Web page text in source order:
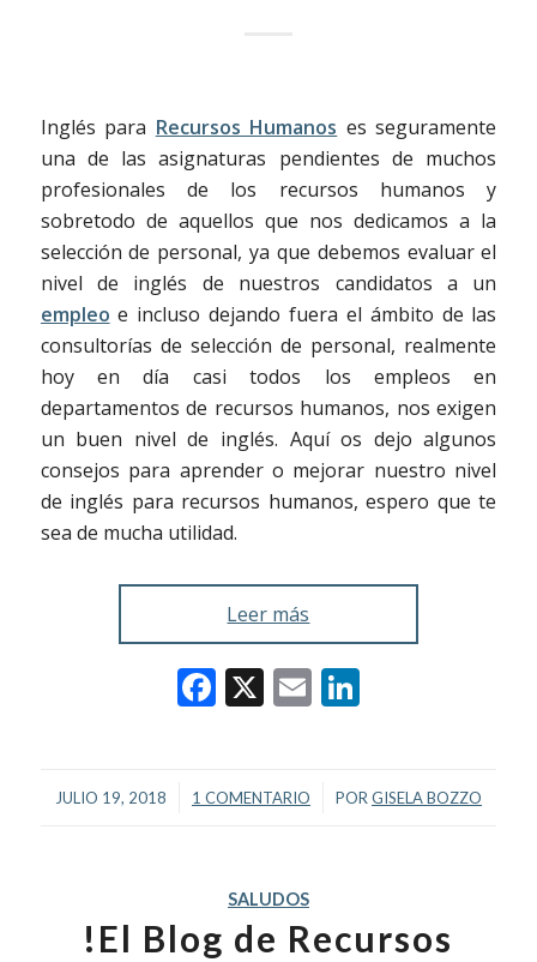
Inglés para Recursos Humanos es seguramente
una de las asignaturas pendientes de muchos
profesionales de los recursos humanos y
sobretodo de aquellos que nos dedicamos a la
selección de personal, ya que debemos evaluar el
nivel de inglés de nuestros candidatos a un
empleo e incluso dejando fuera el ámbito de las
consultorías de selección de personal, realmente
hoy en día casi todos los empleos en
departamentos de recursos humanos, nos exigen
un buen nivel de inglés. Aquí os dejo algunos
consejos para aprender o mejorar nuestro nivel
de inglés para recursos humanos, espero que te
sea de mucha utilidad.
Leer más
Facebook
X EmailLinkedIn
JULIO 19, 2018
/ 1 COMENTARIO
/ POR GISELA BOZZO
SALUDOS
!El Blog de Recursos